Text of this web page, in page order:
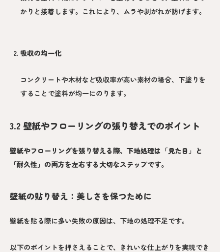
かりと接着します。これにより、ムラや剥がれが防げます。
吸収の均一化
コンクリートや木材など吸収率が高い素材の場合、下塗りを
することで塗料が均一にのります。
3.2 壁紙やフローリングの張り替えでのポイント
壁紙やフローリングを張り替える際、下地処理は「見た目」と
「耐久性」の両方を左右する大切なステップです。
壁紙の貼り替え：美しさを保つために
壁紙を貼る際に多い失敗の原因は、下地の処理不足です。
以下のポイントを押さえることで、きれいな仕上がりを実現でき